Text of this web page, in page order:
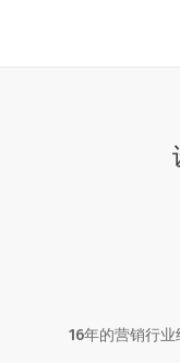
16年的营销行